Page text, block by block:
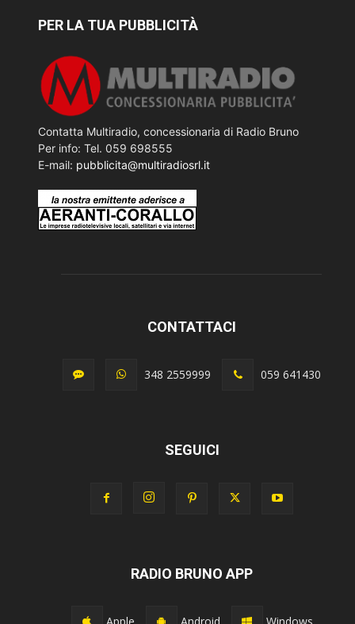
PER LA TUA PUBBLICITÀ
Contatta Multiradio, concessionaria di Radio Bruno
Per info: Tel. 059 698555
E-mail: pubblicita@multiradiosrl.it
CONTATTACI
348 2559999 059 641430
SEGUICI
RADIO BRUNO APP